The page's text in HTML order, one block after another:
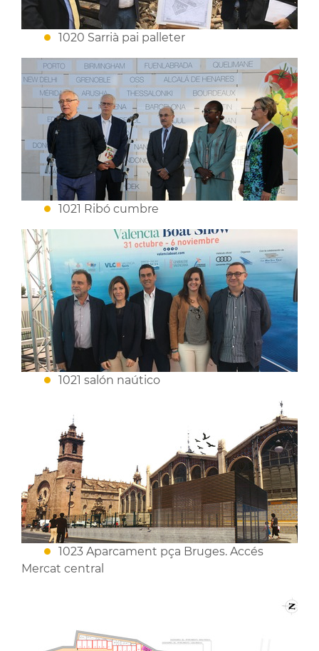
1020 Sarrià pai palleter
1021 Ribó cumbre
1021 salón naútico
1023 Aparcament pça Bruges. Accés
Mercat central